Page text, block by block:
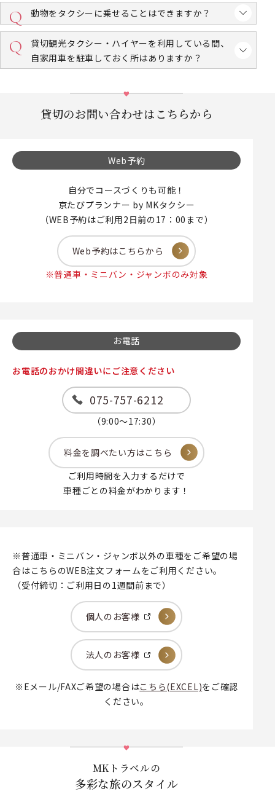
動物をタクシーに乗せることはできますか？
貸切観光タクシー・ハイヤーを利用している間、
自家用車を駐車しておく所はありますか？
貸切のお問い合わせはこちらから
Web予約
自分でコースづくりも可能！
京たびプランナー by MKタクシー
（WEB予約はご利用2日前の17：00まで）
Web予約はこちらから
※普通車・ミニバン・ジャンボのみ対象
お電話
お電話のおかけ間違いにご注意ください
075-757-6212
（9:00～17:30）
料金を調べたい方はこちら
ご利用時間を入力するだけで
車種ごとの料金がわかります！
※普通車・ミニバン・ジャンボ以外の車種をご希望の場
合はこちらのWEB注文フォームをご利用ください。
（受付締切：ご利用日の1週間前まで）
個人のお客様
法人のお客様
※Eメール/FAXご希望の場合はこちら(EXCEL)をご確認
ください。
MKトラベルの
多彩な旅のスタイル